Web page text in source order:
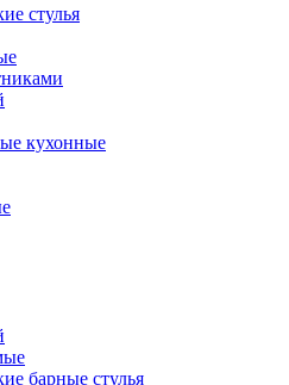
стулья
кухонные
барные стулья